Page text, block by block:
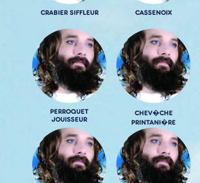
CRABIER SIFFLEUR CASSENOIX
PERROQUET
JOUISSEUR
CHEV�CHE
PRINTANI�RE